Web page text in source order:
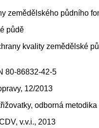
zemědělského půdního
půdě
kvality zemědělské
80-86832-42-5
12/2013
odborná
v.v.i., 2013